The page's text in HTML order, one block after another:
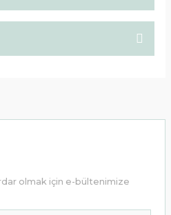
veya görüntülenemiyor.
pahalı.
olmak için e-bültenimize